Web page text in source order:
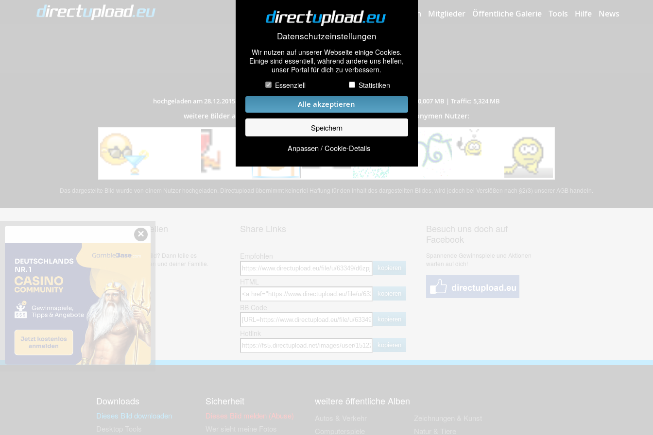
Datenschutzeinstellungen
Wir nutzen auf unserer Webseite einige Cookies.
Einige sind essentiell, während andere uns helfen,
unser Portal für dich zu verbessern.
Essenziell
Statistiken
Alle akzeptieren
Speichern
Anpassen / Cookie-Details
Bilder hochladen Mitglieder Öffentliche Galerie Tools Hilfe News
Smiley Wandern zwei Wegweiser
hochgeladen am 28.12.2015 751 mal angeschaut|Auflösung: 50x40 Pixel Dateigröße: 0,007 MB | Traffic: 5,324 MB
weitere Bilder aus dem Album„Smilies_010” (16 Bilder) von einem anonymen Nutzer:
Das dargestellte Bild wurde von einem Nutzer hochgeladen. Directupload übernimmt keinerlei Haftung für den Inhalt des dargestellten Bildes, wird jedoch bei Verstößen nach §2(3) unserer AGB handeln.
Dieses Bild teilen
Dir gefällt dieses Bild? Dann teile es
mit deinen Freunden und deiner Familie.
Share Links
Empfohlen
kopieren
HTML
kopieren
BB Code
kopieren
Hotlink
kopieren
Besuch uns doch auf
Facebook
Spannende Gewinnspiele und Aktionen
warten auf dich!
Downloads
Dieses Bild downloaden
Sicherheit
Dieses Bild melden (Abuse)
weitere öffentliche Alben
×